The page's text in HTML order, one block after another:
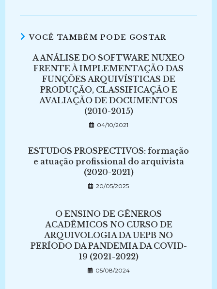
VOCÊ TAMBÉM PODE GOSTAR
A ANÁLISE DO SOFTWARE NUXEO
FRENTE À IMPLEMENTAÇÃO DAS
FUNÇÕES ARQUIVÍSTICAS DE
PRODUÇÃO, CLASSIFICAÇÃO E
AVALIAÇÃO DE DOCUMENTOS
(2010-2015)
04/10/2021
ESTUDOS PROSPECTIVOS: formação
e atuação profissional do arquivista
(2020-2021)
20/05/2025
O ENSINO DE GÊNEROS
ACADÊMICOS NO CURSO DE
ARQUIVOLOGIA DA UEPB NO
PERÍODO DA PANDEMIA DA COVID-
19 (2021-2022)
05/08/2024